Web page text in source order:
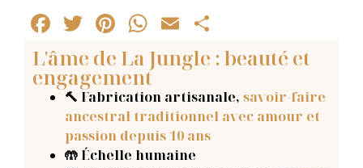
Facebook
Twitter
Pinterest
WhatsApp
Email
L'âme de La Jungle : beauté et
engagement
🔨 Fabrication artisanale, savoir-faire
ancestral traditionnel avec amour et
passion depuis 10 ans
🤲 Échelle humaine